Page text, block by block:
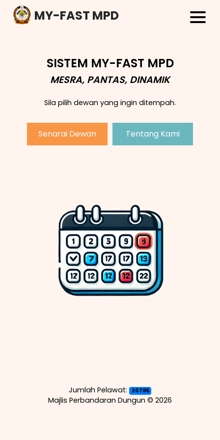
MY-FAST MPD
SISTEM MY-FAST MPD
MESRA, PANTAS, DINAMIK
Sila pilih dewan yang ingin ditempah.
Senarai Dewan Tentang Kami
Jumlah Pelawat: 20795
Majlis Perbandaran Dungun © 2026